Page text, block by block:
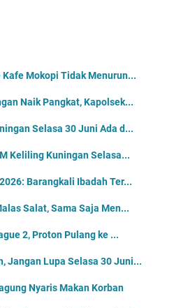
Mokopi Tidak Menurun...
Naik Pangkat, Kapolsek...
Selasa 30 Juni Ada d...
Keliling Kuningan Selasa...
Barangkali Ibadah Ter...
Salat, Sama Saja Men...
2, Proton Pulang ke ...
Jangan Lupa Selasa 30 Juni...
Nyaris Makan Korban